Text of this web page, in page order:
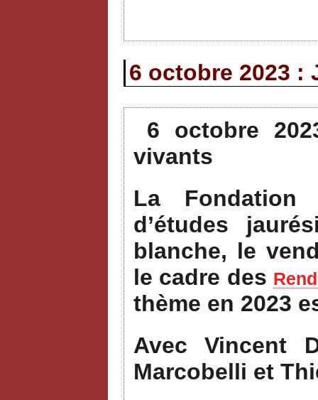
6 octobre 2023 :
6 octobre
vivants
La Fondation
d’études
blanche, le
le cadre des
thème en 2023
Avec Vincent
Marcobelli et